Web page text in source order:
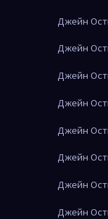
Джейн
Джейн
Джейн
Джейн
Джейн
Джейн
Джейн
Джейн